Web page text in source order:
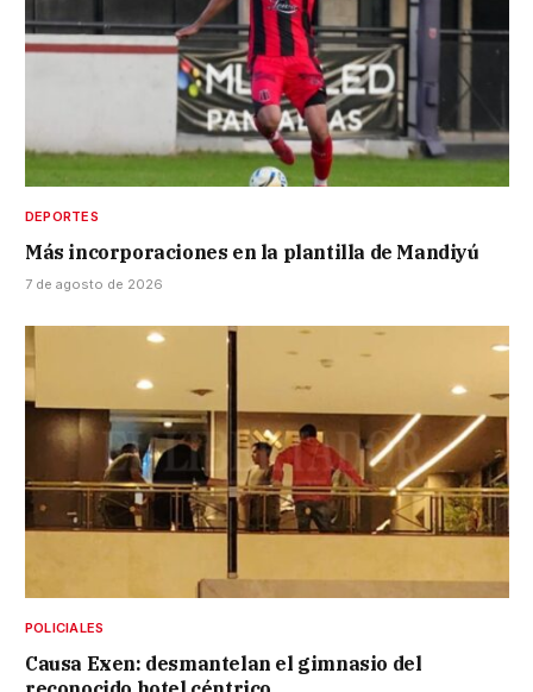
DEPORTES
Más incorporaciones en la plantilla de Mandiyú
7 de agosto de 2026
POLICIALES
Causa Exen: desmantelan el gimnasio del